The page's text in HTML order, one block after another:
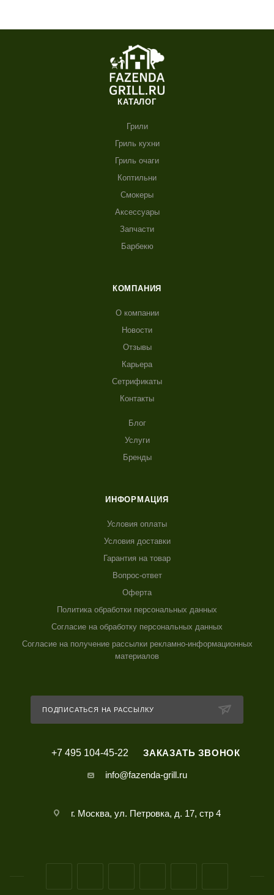
КАТАЛОГ
Грили
Гриль кухни
Гриль очаги
Коптильни
Смокеры
Аксессуары
Запчасти
Барбекю
КОМПАНИЯ
О компании
Новости
Отзывы
Карьера
Сетрификаты
Контакты
Блог
Услуги
Бренды
ИНФОРМАЦИЯ
Условия оплаты
Условия доставки
Гарантия на товар
Вопрос-ответ
Оферта
Политика обработки персональных данных
Согласие на обработку персональных данных
Согласие на получение рассылки рекламно-информационных
материалов
ПОДПИСАТЬСЯ НА РАССЫЛКУ
+7 495 104-45-22 ЗАКАЗАТЬ ЗВОНОК
info@fazenda-grill.ru
г. Москва, ул. Петровка, д. 17, стр 4